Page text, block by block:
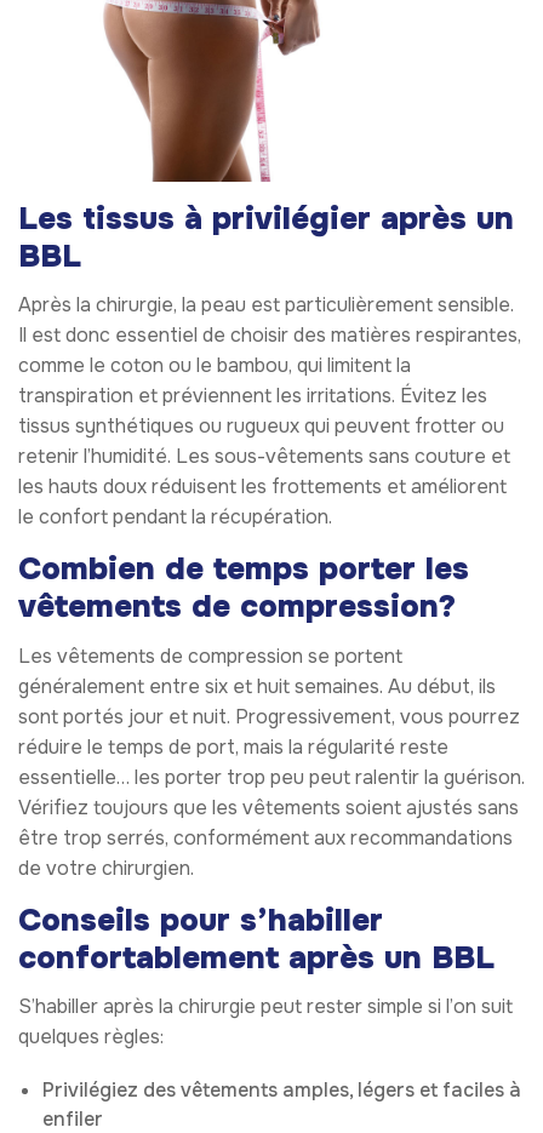
Les tissus à privilégier après un
BBL
Après la chirurgie, la peau est particulièrement sensible.
Il est donc essentiel de choisir des matières respirantes,
comme le coton ou le bambou, qui limitent la
transpiration et préviennent les irritations. Évitez les
tissus synthétiques ou rugueux qui peuvent frotter ou
retenir l’humidité. Les sous-vêtements sans couture et
les hauts doux réduisent les frottements et améliorent
le confort pendant la récupération.
Combien de temps porter les
vêtements de compression?
Les vêtements de compression se portent
généralement entre six et huit semaines. Au début, ils
sont portés jour et nuit. Progressivement, vous pourrez
réduire le temps de port, mais la régularité reste
essentielle… les porter trop peu peut ralentir la guérison.
Vérifiez toujours que les vêtements soient ajustés sans
être trop serrés, conformément aux recommandations
de votre chirurgien.
Conseils pour s’habiller
confortablement après un BBL
S’habiller après la chirurgie peut rester simple si l’on suit
quelques règles:
Privilégiez des vêtements amples, légers et faciles à
enfiler